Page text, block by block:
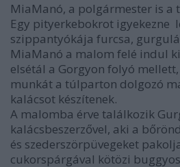
MiaManó, a polgármester is a
Egy pityerkebokrot igyekezne
szippantyókája furcsa,
MiaManó a malom felé indul
elsétál a Gorgyon folyó
munkát a túlparton dolgozó
kalácsot készítenek.
A malomba érve találkozik
kalácsbeszerzővel, aki a
és szederszörpüvegeket
cukorspárgával kö­tözi